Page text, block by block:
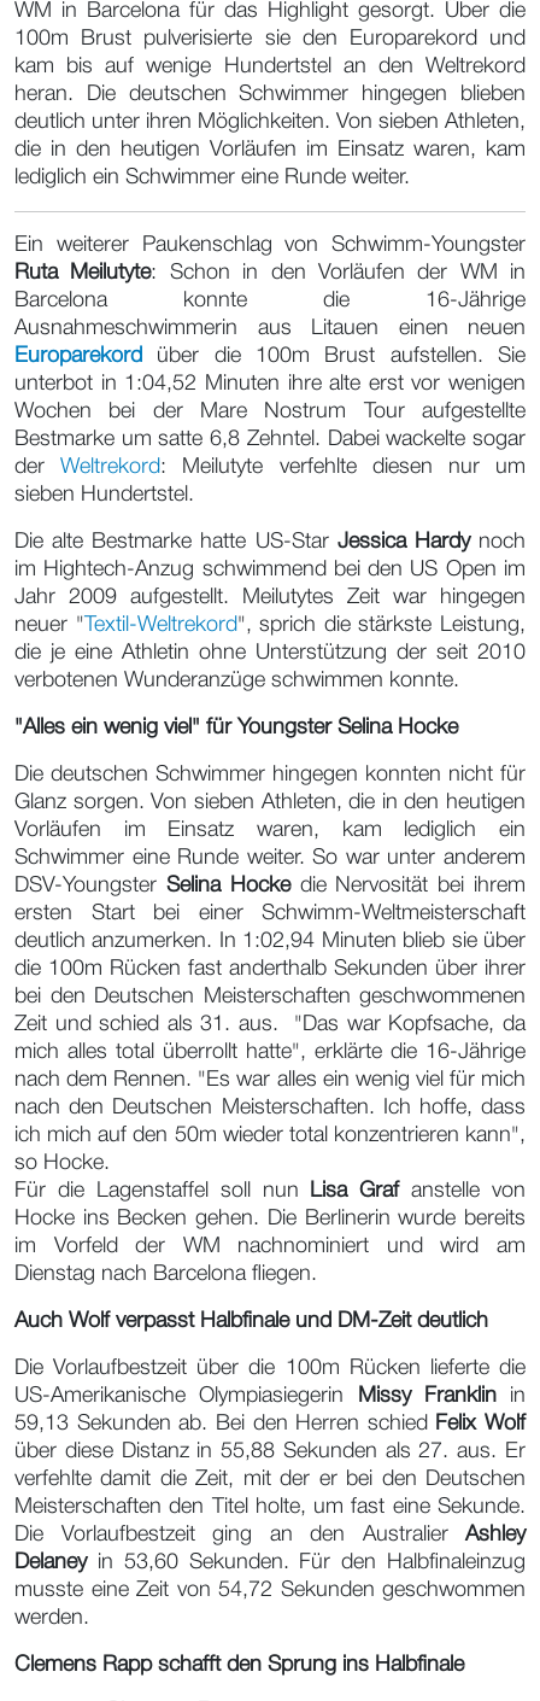
WM in Barcelona für das Highlight gesorgt. Über die
100m Brust pulverisierte sie den Europarekord und
kam bis auf wenige Hundertstel an den Weltrekord
heran. Die deutschen Schwimmer hingegen blieben
deutlich unter ihren Möglichkeiten. Von sieben Athleten,
die in den heutigen Vorläufen im Einsatz waren, kam
lediglich ein Schwimmer eine Runde weiter.
Ein weiterer Paukenschlag von Schwimm-Youngster
Ruta Meilutyte: Schon in den Vorläufen der WM in
Barcelona konnte die 16-Jährige
Ausnahmeschwimmerin aus Litauen einen neuen
Europarekord
über die 100m Brust aufstellen. Sie
unterbot in 1:04,52 Minuten ihre alte erst vor wenigen
Wochen bei der Mare Nostrum Tour aufgestellte
Bestmarke um satte 6,8 Zehntel. Dabei wackelte sogar
derWeltrekord: Meilutyte verfehlte diesen nur um
sieben Hundertstel.
Die alte Bestmarke hatte US-Star Jessica Hardynoch
im Hightech-Anzug schwimmend bei den US Open im
Jahr 2009 aufgestellt. Meilutytes Zeit war hingegen
neuer "
Textil-Weltrekord", sprich die stärkste Leistung,
die je eine Athletin ohne Unterstützung der seit 2010
verbotenen Wunderanzüge schwimmen konnte.
"Alles ein wenig viel" für Youngster Selina Hocke
Die deutschen Schwimmer hingegen konnten nicht für
Glanz sorgen. Von sieben Athleten, die in den heutigen
Vorläufen im Einsatz waren, kam lediglich ein
Schwimmer eine Runde weiter. So war unter anderem
DSV-Youngster Selina Hockedie Nervosität bei ihrem
ersten Start bei einer Schwimm-Weltmeisterschaft
deutlich anzumerken. In 1:02,94 Minuten blieb sie über
die 100m Rücken fast anderthalb Sekunden über ihrer
bei den Deutschen Meisterschaften geschwommenen
Zeit und schied als 31. aus. "Das war Kopfsache, da
mich alles total überrollt hatte", erklärte die 16-Jährige
nach dem Rennen. "Es war alles ein wenig viel für mich
nach den Deutschen Meisterschaften. Ich hoffe, dass
ich mich auf den 50m wieder total konzentrieren kann",
so Hocke.
Für die Lagenstaffel soll nun
Lisa Grafanstelle von
Hocke ins Becken gehen. Die Berlinerin wurde bereits
im Vorfeld der WM nachnominiert und wird am
Dienstag nach Barcelona fliegen.
Auch Wolf verpasst Halbfinale und DM-Zeit deutlich
Die Vorlaufbestzeit über die 100m Rücken lieferte die
US-Amerikanische Olympiasiegerin
Missy Franklinin
59,13 Sekunden ab. Bei den Herren schied
Felix Wolf
über diese Distanz in 55,88 Sekunden als 27. aus. Er
verfehlte damit die Zeit, mit der er bei den Deutschen
Meisterschaften den Titel holte, um fast eine Sekunde.
Die Vorlaufbestzeit ging an den Australier Ashley
Delaneyin 53,60 Sekunden. Für den Halbfinaleinzug
musste eine Zeit von 54,72 Sekunden geschwommen
werden.
Clemens Rapp schafft den Sprung ins Halbfinale